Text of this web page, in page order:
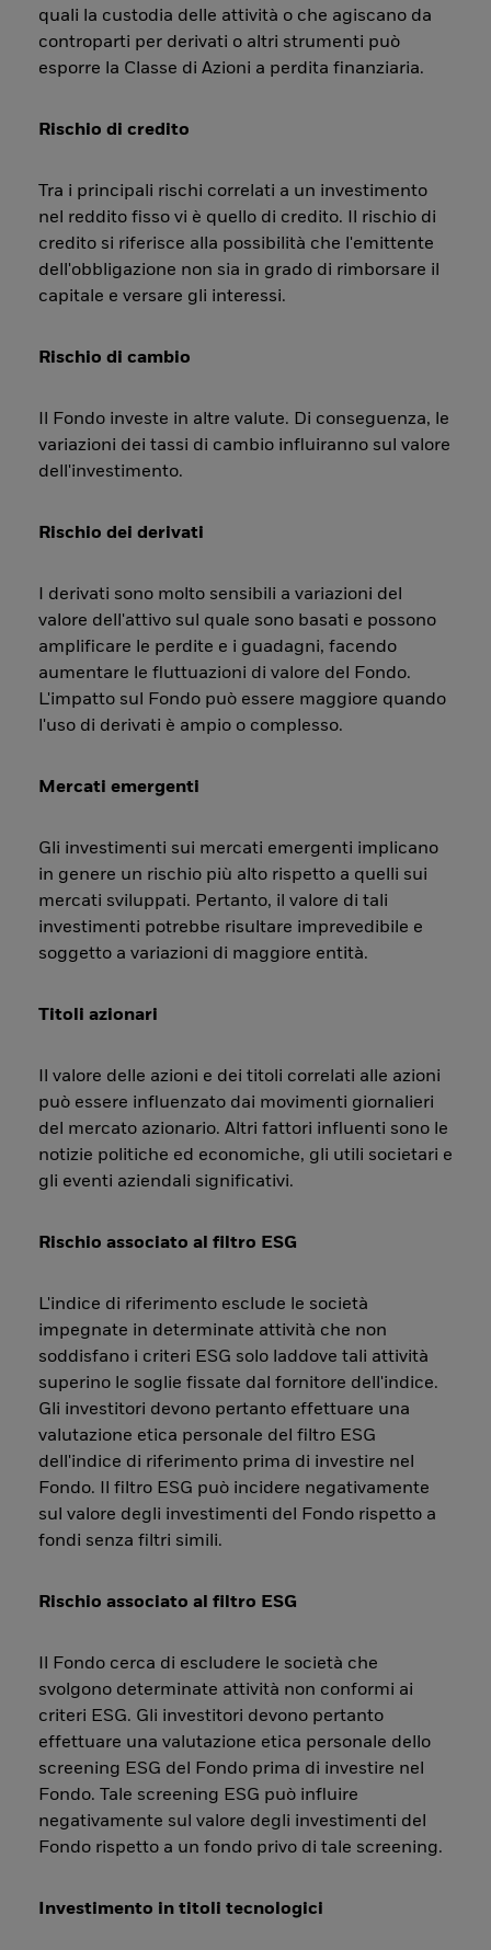
quali la custodia delle attività o che agiscano da
controparti per derivati o altri strumenti può
esporre la Classe di Azioni a perdita finanziaria.
Rischio di credito
Tra i principali rischi correlati a un investimento
nel reddito fisso vi è quello di credito. Il rischio di
credito si riferisce alla possibilità che l'emittente
dell'obbligazione non sia in grado di rimborsare il
capitale e versare gli interessi.
Rischio di cambio
Il Fondo investe in altre valute. Di conseguenza, le
variazioni dei tassi di cambio influiranno sul valore
dell'investimento.
Rischio dei derivati
I derivati sono molto sensibili a variazioni del
valore dell'attivo sul quale sono basati e possono
amplificare le perdite e i guadagni, facendo
aumentare le fluttuazioni di valore del Fondo.
L'impatto sul Fondo può essere maggiore quando
l'uso di derivati è ampio o complesso.
Mercati emergenti
Gli investimenti sui mercati emergenti implicano
in genere un rischio più alto rispetto a quelli sui
mercati sviluppati. Pertanto, il valore di tali
investimenti potrebbe risultare imprevedibile e
soggetto a variazioni di maggiore entità.
Titoli azionari
Il valore delle azioni e dei titoli correlati alle azioni
può essere influenzato dai movimenti giornalieri
del mercato azionario. Altri fattori influenti sono le
notizie politiche ed economiche, gli utili societari e
gli eventi aziendali significativi.
Rischio associato al filtro ESG
L'indice di riferimento esclude le società
impegnate in determinate attività che non
soddisfano i criteri ESG solo laddove tali attività
superino le soglie fissate dal fornitore dell'indice.
Gli investitori devono pertanto effettuare una
valutazione etica personale del filtro ESG
dell'indice di riferimento prima di investire nel
Fondo. Il filtro ESG può incidere negativamente
sul valore degli investimenti del Fondo rispetto a
fondi senza filtri simili.
Rischio associato al filtro ESG
Il Fondo cerca di escludere le società che
svolgono determinate attività non conformi ai
criteri ESG. Gli investitori devono pertanto
effettuare una valutazione etica personale dello
screening ESG del Fondo prima di investire nel
Fondo. Tale screening ESG può influire
negativamente sul valore degli investimenti del
Fondo rispetto a un fondo privo di tale screening.
Investimento in titoli tecnologici